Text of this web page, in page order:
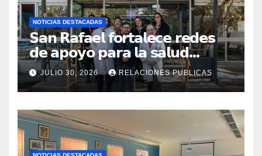
NOTICIAS DESTACADAS
𝗦𝗮𝗻 𝗥𝗮𝗳𝗮𝗲𝗹 𝗳𝗼𝗿𝘁𝗮𝗹𝗲𝗰𝗲 𝗿𝗲𝗱𝗲𝘀
𝗱𝗲 𝗮𝗽𝗼𝘆𝗼 𝗽𝗮𝗿𝗮 𝗹𝗮 𝘀𝗮𝗹𝘂𝗱
𝗶𝗻𝗳𝗮𝗻𝘁𝗶𝗹 𝗰𝗼𝗻 𝘃𝗶𝘀𝗶𝘁𝗮 𝗮
𝗖𝗢𝗔𝗡𝗜𝗤𝗨𝗘𝗠
JULIO 30, 2026 RELACIONES PUBLICAS